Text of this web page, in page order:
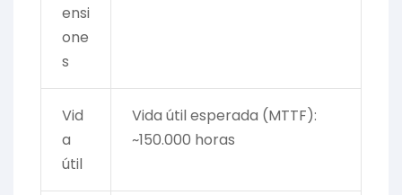
ensi
one
s
Vid
a
útil
Vida útil esperada (MTTF):
~150.000 horas